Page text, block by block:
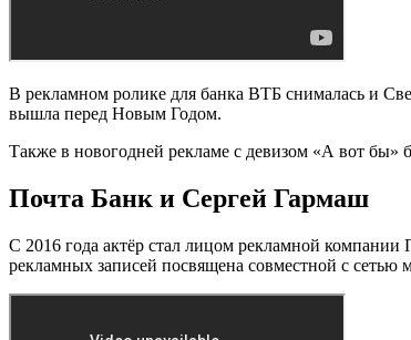
В рекламном ролике для банка ВТБ снималась и
вышла перед Новым Годом.
Также в новогодней рекламе с девизом «А вот
Почта Банк и Сергей Гармаш
С 2016 года актёр стал лицом рекламной компании
рекламных записей посвящена совместной с сетью